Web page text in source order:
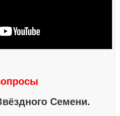
Семени.